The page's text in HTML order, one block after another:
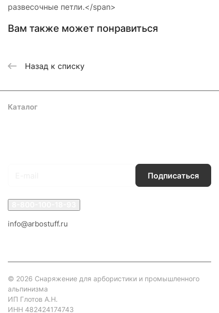
развесочные петли.</span>
Вам также может понравиться
Назад к списку
Каталог
Подписаться
info@arbostuff.ru
© 2026 Снаряжение для арбористики и промышленного
альпинизма
ИП Глотов А.Н.
ИНН 482424174743